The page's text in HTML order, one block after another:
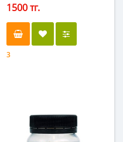
100 мл.
1500 тг.
3